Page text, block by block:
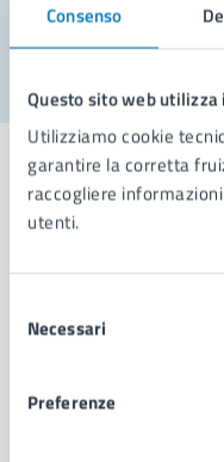
Consenso
Questo sito web utilizza
Utilizziamo cookie
garantire la corretta
raccogliere
utenti.
delNecessari
Preferenze
Segnala
AMMINISTRAZIONE
Organi di governo